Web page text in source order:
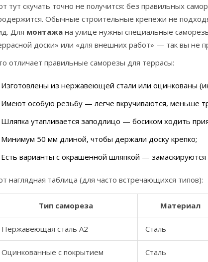
тут скучать точно не получится: без правильных
Обычные строительные крепежи не
Для монтажа на улице нужны специальные
доски» или «для внешних работ» — так вы не
отличает правильные саморезы для террасы:
Изготовлены из нержавеющей стали или оцинкованы
Имеют особую резьбу — легче вкручиваются, меньше
Шляпка утапливается заподлицо — босиком ходить
Минимум 50 мм длиной, чтобы держали доску крепко;
Есть варианты с окрашенной шляпкой —
наглядная таблица (для часто встречающихся типов):
Тип самореза Материал
Нержавеющая сталь A2 Сталь
Оцинкованные с покрытием Сталь